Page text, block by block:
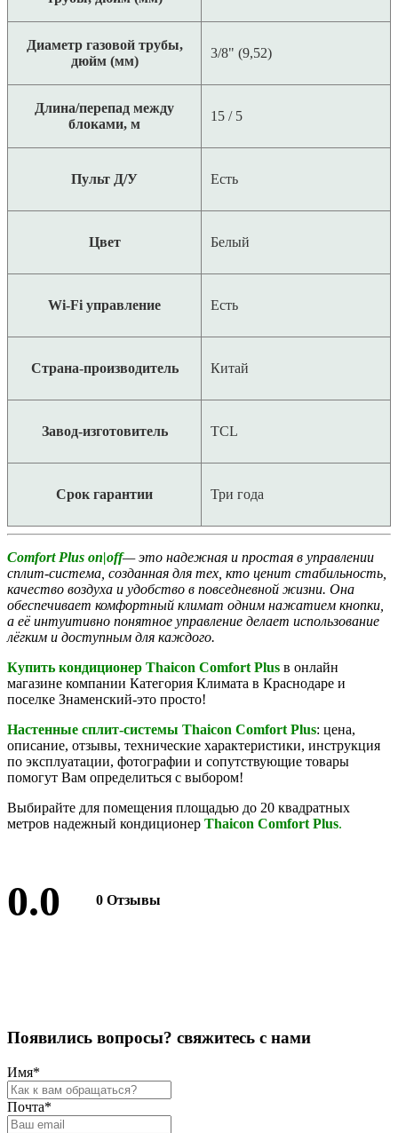
Диаметр газовой трубы,
дюйм (мм)
3/8" (9,52)
Длина/перепад между
блоками, м
15 / 5
Пульт Д/У Есть
Цвет Белый
Wi-Fi управление Есть
Страна-производитель Китай
Завод-изготовитель TCL
Срок гарантии Три года
Comfort Plus on|off— это надежная и простая в управлении
сплит-система, созданная для тех, кто ценит стабильность,
качество воздуха и удобство в повседневной жизни. Она
обеспечивает комфортный климат одним нажатием кнопки,
а её интуитивно понятное управление делает использование
лёгким и доступным для каждого.
Купить кондиционер Thaicon Comfort Plus в онлайн
магазине компании Категория Климата в Краснодаре и
поселке Знаменский-это просто!
Настенные сплит-системы Thaicon Comfort Plus: цена,
описание, отзывы, технические характеристики, инструкция
по эксплуатации, фотографии и сопутствующие товары
помогут Вам определиться с выбором!
Выбирайте для помещения площадью до 20 квадратных
метров надежный кондиционер Thaicon Comfort Plus.
0.0 0 Отзывы
Появились вопросы? свяжитесь с нами
Имя*
Почта*